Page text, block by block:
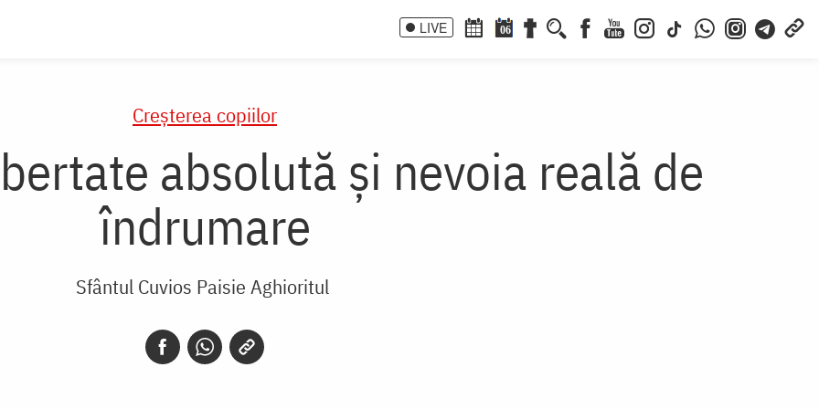
LIVE 06
Creşterea copiilor
absolută și nevoia reală de
îndrumare
Sfântul Cuvios Paisie Aghioritul